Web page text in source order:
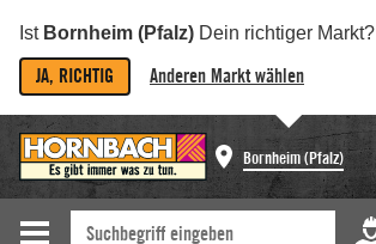
Ist Bornheim (Pfalz) Dein richtiger Markt?
JA, RICHTIG Anderen Markt wählen
Bornheim (Pfalz)